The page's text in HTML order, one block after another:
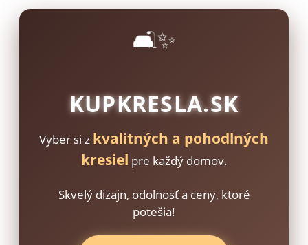
🛋️✨
KUPKRESLA.SK
Vyber si z kvalitných a pohodlných
kresiel pre každý domov.
Skvelý dizajn, odolnosť a ceny, ktoré
potešia!